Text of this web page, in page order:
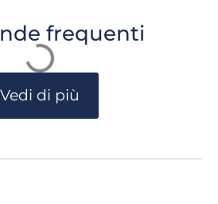
frequenti
Vedi di più